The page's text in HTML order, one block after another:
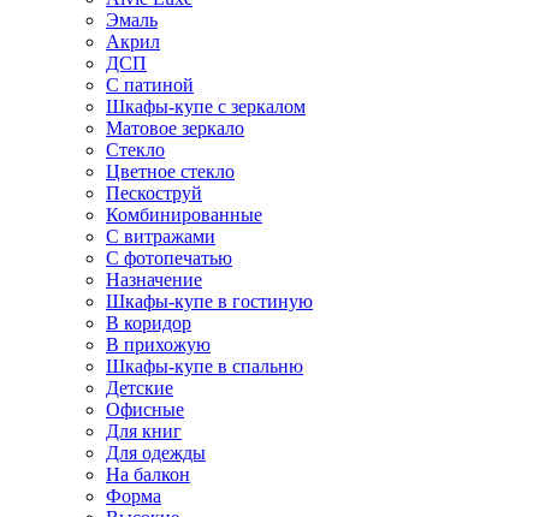
Эмаль
Акрил
ДСП
С патиной
Шкафы-купе с зеркалом
Матовое зеркало
Стекло
Цветное стекло
Пескоструй
Комбинированные
С витражами
С фотопечатью
Назначение
Шкафы-купе в гостиную
В коридор
В прихожую
Шкафы-купе в спальню
Детские
Офисные
Для книг
Для одежды
На балкон
Форма